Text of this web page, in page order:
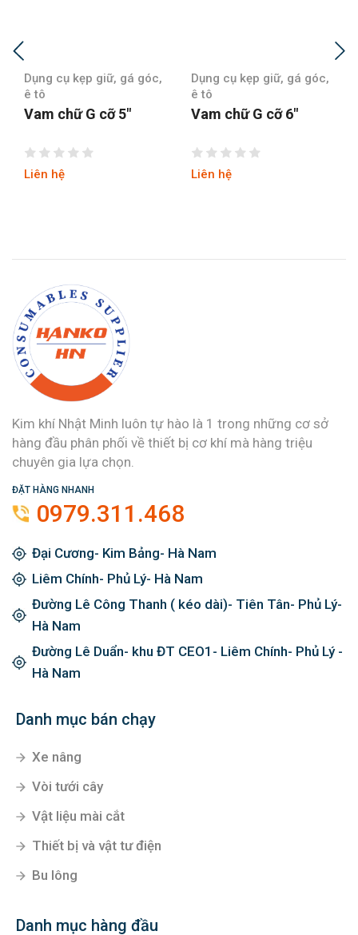
Dụng cụ kẹp giữ, gá góc,
ê tô
Vam chữ G cỡ 5″
Liên hệ
Dụng cụ kẹp giữ, gá góc,
ê tô
Vam chữ G cỡ 6″
Liên hệ
Kim khí Nhật Minh luôn tự hào là 1 trong những cơ sở
hàng đầu phân phối về thiết bị cơ khí mà hàng triệu
chuyên gia lựa chọn.
ĐẶT HÀNG NHANH
0979.311.468
Đại Cương- Kim Bảng- Hà Nam
Liêm Chính- Phủ Lý- Hà Nam
Đường Lê Công Thanh ( kéo dài)- Tiên Tân- Phủ Lý-
Hà Nam
Đường Lê Duẩn- khu ĐT CEO1- Liêm Chính- Phủ Lý -
Hà Nam
Danh mục bán chạy
Xe nâng
Vòi tưới cây
Vật liệu mài cắt
Thiết bị và vật tư điện
Bu lông
Danh mục hàng đầu